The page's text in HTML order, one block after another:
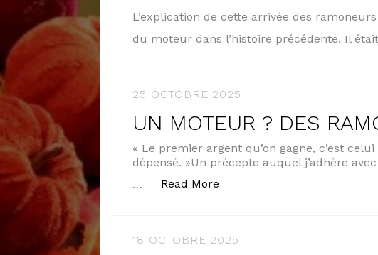
L’explication de cette arrivée des
du moteur dans l’histoire précédente. Il
25 OCTOBRE 2025
UN MOTEUR ? DES
« Le premier argent qu’on gagne, c’est celui
dépensé. »Un précepte auquel j’adhère
…
Read More
18 OCTOBRE 2025